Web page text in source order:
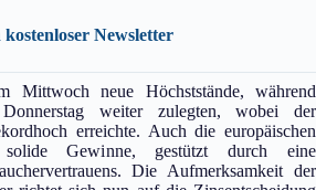
Newsletter
Mittwoch neue Höchststände, während
weiter zulegten, wobei der
erreichte. Auch die europäischen
solide Gewinne, gestützt durch eine
Die Aufmerksamkeit der